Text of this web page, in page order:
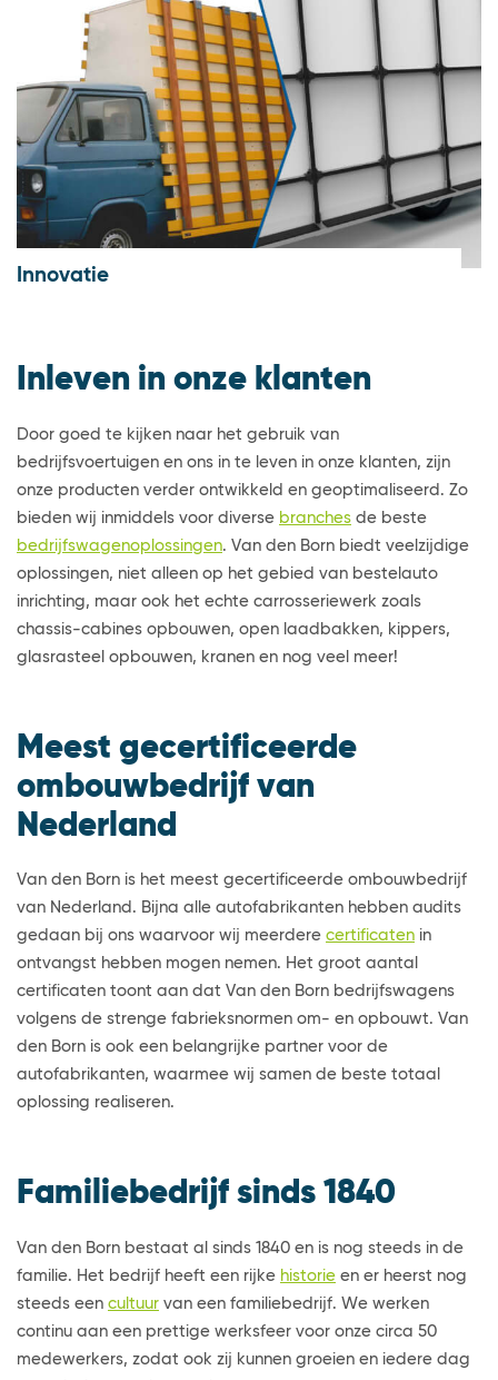
Innovatie
Inleven in onze klanten
Door goed te kijken naar het gebruik van
bedrijfsvoertuigen en ons in te leven in onze klanten, zijn
onze producten verder ontwikkeld en geoptimaliseerd. Zo
bieden wij inmiddels voor diverse branches de beste
bedrijfswagenoplossingen. Van den Born biedt veelzijdige
oplossingen, niet alleen op het gebied van bestelauto
inrichting, maar ook het echte carrosseriewerk zoals
chassis-cabines opbouwen, open laadbakken, kippers,
glasrasteel opbouwen, kranen en nog veel meer!
Meest gecertificeerde
ombouwbedrijf van
Nederland
Van den Born is het meest gecertificeerde ombouwbedrijf
van Nederland. Bijna alle autofabrikanten hebben audits
gedaan bij ons waarvoor wij meerdere certificaten in
ontvangst hebben mogen nemen. Het groot aantal
certificaten toont aan dat Van den Born bedrijfswagens
volgens de strenge fabrieksnormen om- en opbouwt. Van
den Born is ook een belangrijke partner voor de
autofabrikanten, waarmee wij samen de beste totaal
oplossing realiseren.
Familiebedrijf sinds 1840
Van den Born bestaat al sinds 1840 en is nog steeds in de
familie. Het bedrijf heeft een rijke historie en er heerst nog
steeds een cultuur van een familiebedrijf. We werken
continu aan een prettige werksfeer voor onze circa 50
medewerkers, zodat ook zij kunnen groeien en iedere dag